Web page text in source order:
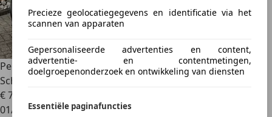
Precieze geolocatiegegevens en identificatie via het
scannen van apparaten
Gepersonaliseerde advertenties en content,
advertentie- en contentmetingen,
doelgroepenonderzoek en ontwikkeling van diensten
Essentiële paginafuncties
Peugeot PartnerTepee Electric Allure 5-Persoons 2018 2X
Schuifdeu
€ 7.950
01/2018